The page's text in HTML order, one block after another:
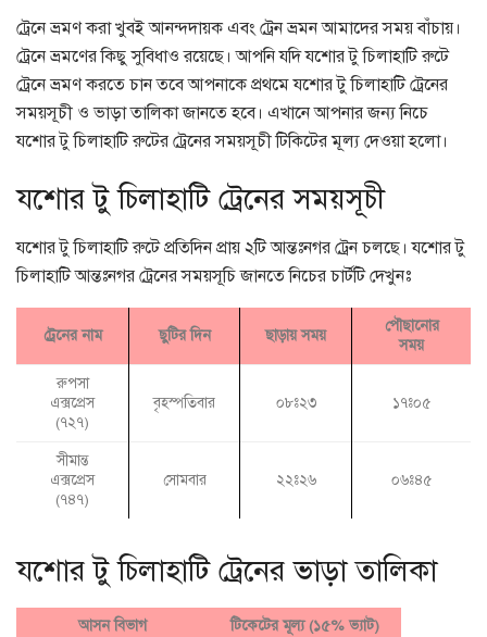
ট্রেনে ভ্রমণ করা খুবই আনন্দদায়ক এবং ট্রেন ভ্রমন আমাদের সময় বাঁচায়।
ট্রেনে ভ্রমণের কিছু সুবিধাও রয়েছে। আপনি যদি যশোর টু চিলাহাটি রুটে
ট্রেনে ভ্রমণ করতে চান তবে আপনাকে প্রথমে যশোর টু চিলাহাটি ট্রেনের
সময়সূচী ও ভাড়া তালিকা জানতে হবে। এখানে আপনার জন্য নিচে
যশোর টু চিলাহাটি রুটের ট্রেনের সময়সূচী টিকিটের মূল্য দেওয়া হলো।
যশোর টু চিলাহাটি ট্রেনের সময়সূচী
যশোর টু চিলাহাটি রুটে প্রতিদিন প্রায় ২টি আন্তঃনগর ট্রেন চলছে। যশোর টু
চিলাহাটি আন্তঃনগর ট্রেনের সময়সূচি জানতে নিচের চার্টটি দেখুনঃ
ট্রেনের নাম ছুটির দিন ছাড়ায় সময়
পৌছানোর
সময়
রুপসা
এক্সপ্রেস
(৭২৭)
বৃহস্পতিবার ০৮ঃ২৩ ১৭ঃ০৫
সীমান্ত
এক্সপ্রেস
(৭৪৭)
সোমবার ২২ঃ২৬ ০৬ঃ৪৫
যশোর টু চিলাহাটি ট্রেনের ভাড়া তালিকা
আসন বিভাগ টিকেটের মূল্য (১৫% ভ্যাট)